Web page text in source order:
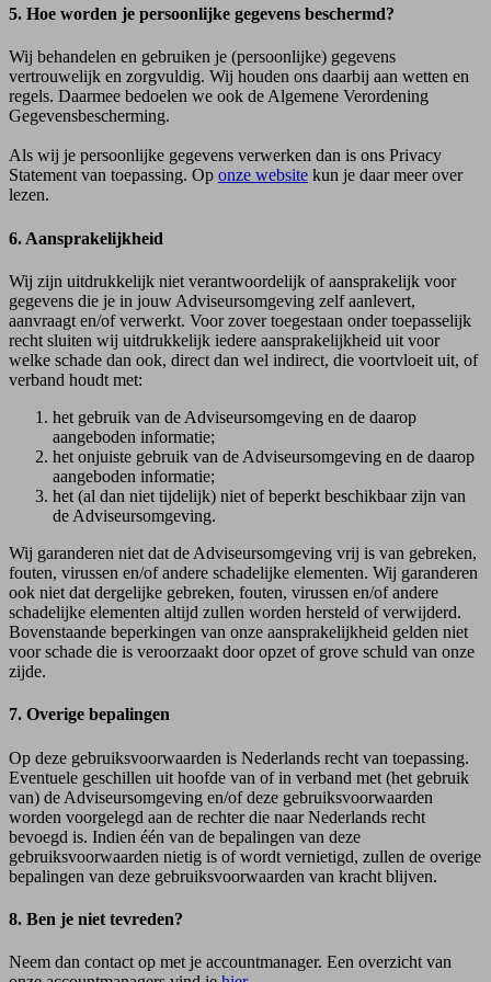
5. Hoe worden je persoonlijke gegevens beschermd?
Wij behandelen en gebruiken je (persoonlijke) gegevens
vertrouwelijk en zorgvuldig. Wij houden ons daarbij aan wetten en
regels. Daarmee bedoelen we ook de Algemene Verordening
Gegevensbescherming.
Als wij je persoonlijke gegevens verwerken dan is ons Privacy
Statement van toepassing. Op onze website kun je daar meer over
lezen.
6. Aansprakelijkheid
Wij zijn uitdrukkelijk niet verantwoordelijk of aansprakelijk voor
gegevens die je in jouw Adviseursomgeving zelf aanlevert,
aanvraagt en/of verwerkt. Voor zover toegestaan onder toepasselijk
recht sluiten wij uitdrukkelijk iedere aansprakelijkheid uit voor
welke schade dan ook, direct dan wel indirect, die voortvloeit uit, of
verband houdt met:
het gebruik van de Adviseursomgeving en de daarop
aangeboden informatie;
het onjuiste gebruik van de Adviseursomgeving en de daarop
aangeboden informatie;
het (al dan niet tijdelijk) niet of beperkt beschikbaar zijn van
de Adviseursomgeving.
Wij garanderen niet dat de Adviseursomgeving vrij is van gebreken,
fouten, virussen en/of andere schadelijke elementen. Wij garanderen
ook niet dat dergelijke gebreken, fouten, virussen en/of andere
schadelijke elementen altijd zullen worden hersteld of verwijderd.
Bovenstaande beperkingen van onze aansprakelijkheid gelden niet
voor schade die is veroorzaakt door opzet of grove schuld van onze
zijde.
7. Overige bepalingen
Op deze gebruiksvoorwaarden is Nederlands recht van toepassing.
Eventuele geschillen uit hoofde van of in verband met (het gebruik
van) de Adviseursomgeving en/of deze gebruiksvoorwaarden
worden voorgelegd aan de rechter die naar Nederlands recht
bevoegd is. Indien één van de bepalingen van deze
gebruiksvoorwaarden nietig is of wordt vernietigd, zullen de overige
bepalingen van deze gebruiksvoorwaarden van kracht blijven.
8. Ben je niet tevreden?
Neem dan contact op met je accountmanager. Een overzicht van